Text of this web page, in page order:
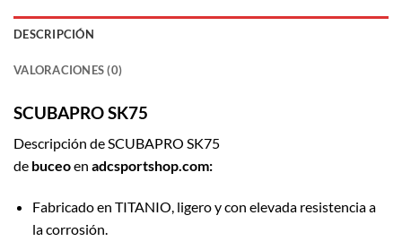
DESCRIPCIÓN
VALORACIONES (0)
SCUBAPRO SK75
Descripción de SCUBAPRO SK75
de buceoen adcsportshop.com:
Fabricado en TITANIO, ligero y con elevada resistencia a
la corrosión.